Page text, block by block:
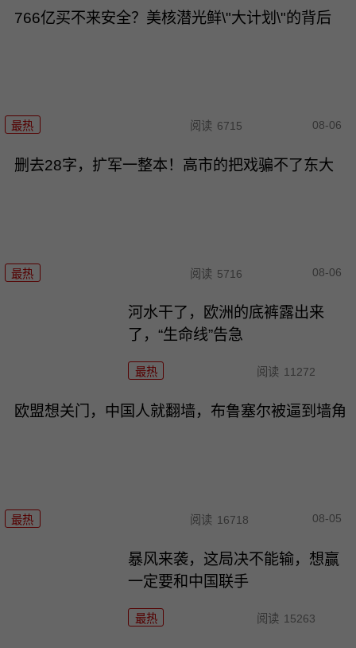
766亿买不来安全？美核潜光鲜\"大计划\"的背后
最热 阅读 6715 08-06
删去28字，扩军一整本！高市的把戏骗不了东大
最热 阅读 5716 08-06
河水干了，欧洲的底裤露出来
了，“生命线”告急
最热 阅读 11272
欧盟想关门，中国人就翻墙，布鲁塞尔被逼到墙角
最热 阅读 16718 08-05
暴风来袭，这局决不能输，想赢
一定要和中国联手
最热 阅读 15263